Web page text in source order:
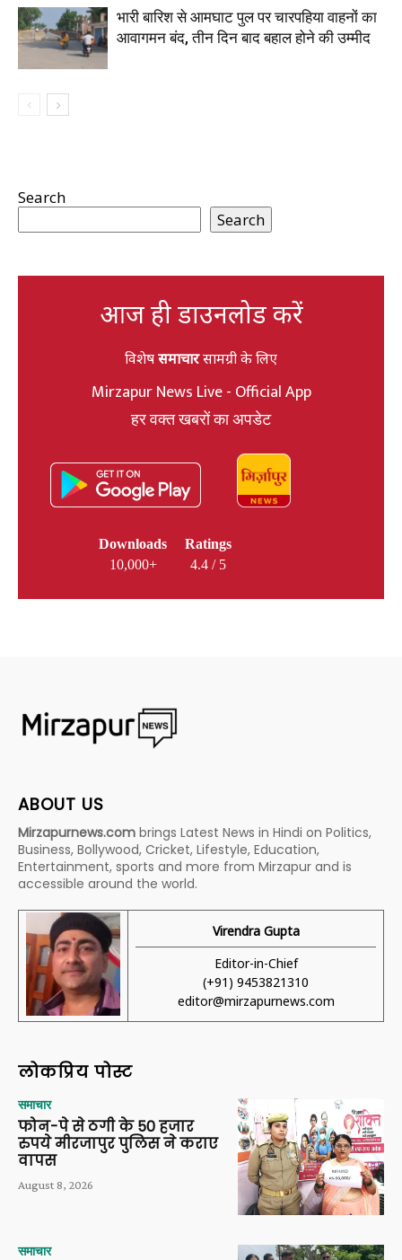
भारी बारिश से आमघाट पुल पर चारपहिया वाहनों का
आवागमन बंद, तीन दिन बाद बहाल होने की उम्मीद
Search
Search
आज ही डाउनलोड करें
विशेषसमाचारसामग्री के लिए
Mirzapur News Live - Official App
हर वक्त खबरों का अपडेट
Downloads
10,000+
Ratings
4.4 / 5
ABOUT US
Mirzapurnews.com brings Latest News in Hindi on Politics,
Business, Bollywood, Cricket, Lifestyle, Education,
Entertainment, sports and more from Mirzapur and is
accessible around the world.
Virendra Gupta
Editor-in-Chief
(+91) 9453821310
editor@mirzapurnews.com
लोकप्रिय पोस्ट
समाचार
फोन-पे से ठगी के 50 हजार
रुपये मीरजापुर पुलिस ने कराए
वापस
August 8, 2026
समाचार